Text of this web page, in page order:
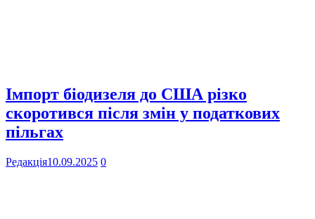
Імпорт біодизеля до США різко
скоротився після змін у податкових
пільгах
Редакція10.09.2025 0